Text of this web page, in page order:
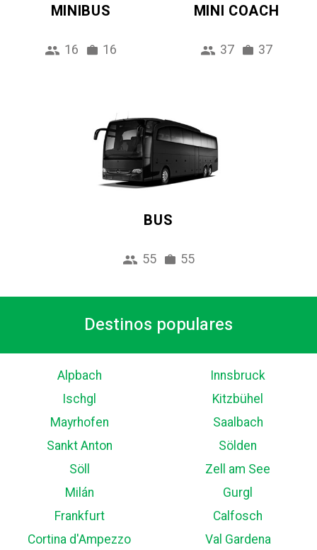
MINIBUS
16 16
MINI COACH
37 37
BUS
55 55
Destinos populares
Alpbach
Innsbruck
Ischgl
Kitzbühel
Mayrhofen
Saalbach
Sankt Anton
Sölden
Söll
Zell am See
Milán
Gurgl
Frankfurt
Calfosch
Cortina d'Ampezzo
Val Gardena